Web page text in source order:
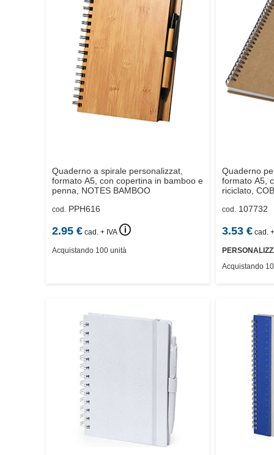
Quaderno a spirale personalizzat,
formato A5, con copertina in bamboo e
penna,
NOTES BAMBOO
cod. PPH616
2.95 € cad. + IVA 🛈
Acquistando 100 unità
Quaderno
formato A5,
riciclato,
cod. 107732
3.53€ cad.
Acquistando